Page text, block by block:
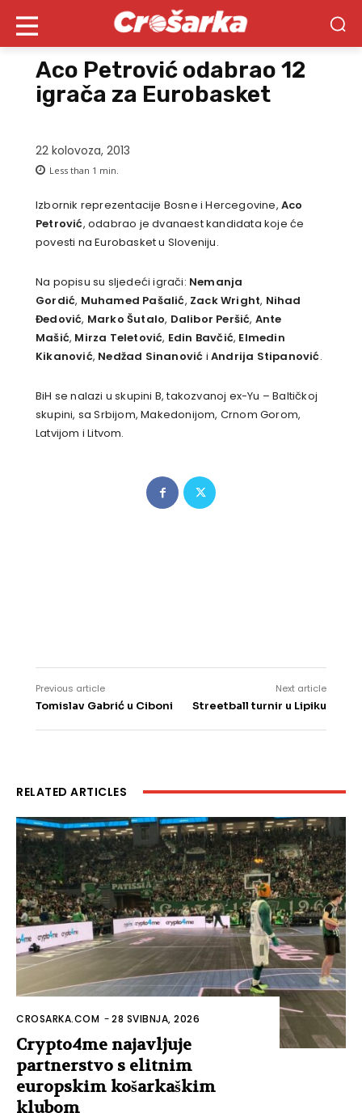
Aco Petrović odabrao 12
igrača za Eurobasket
22 kolovoza, 2013
Less than 1 min.
Izbornik reprezentacije Bosne i Hercegovine, Aco
Petrović, odabrao je dvanaest kandidata koje će
povesti na Eurobasket u Sloveniju.
Na popisu su sljedeći igrači: Nemanja
Gordić, Muhamed Pašalić, ZackWright, Nihad
Đedović, Marko Šutalo, Dalibor Peršić, Ante
Mašić, Mirza Teletović, Edin Bavčić, Elmedin
Kikanović, Nedžad Sinanović i Andrija Stipanović.
BiH se nalazi u skupini B, takozvanoj ex-Yu – Baltičkoj
skupini, sa Srbijom, Makedonijom, Crnom Gorom,
Latvijom i Litvom.
Previous article
Tomislav Gabrić u Ciboni
Next article
Streetball turnir u Lipiku
RELATED ARTICLES
CROSARKA.COM -28 SVIBNJA, 2026
Crypto4me najavljuje
partnerstvo s elitnim
europskim košarkaškim
klubom